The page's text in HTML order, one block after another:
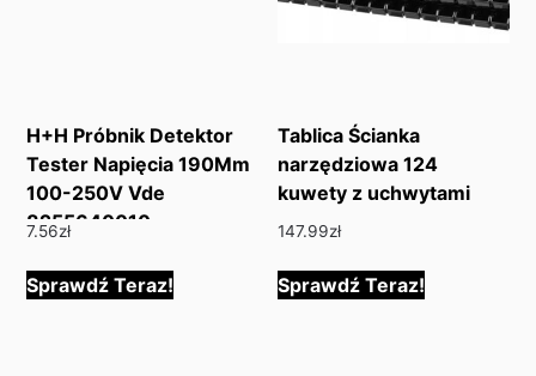
H+H Próbnik Detektor
Tester Napięcia 190Mm
100-250V Vde
8255640010
7.56zł
Sprawdź Teraz!
Tablica Ścianka
narzędziowa 124
kuwety z uchwytami
147.99zł
Sprawdź Teraz!